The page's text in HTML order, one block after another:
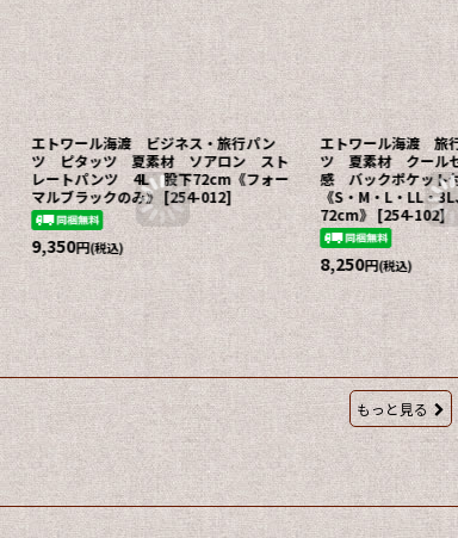
エトワール海渡 ビジネス・旅行パン
ツ ピタッツ 夏素材 ソアロン スト
レートパンツ 4L 股下72cm《フォー
マルブラックのみ》 [254-012]
9,350円(税込)
エトワール海渡 旅
ツ 夏素材 クール
感 バックポケット
《S・M・L・LL・
72cm》 [254-102]
8,250円(税込)
もっと見る